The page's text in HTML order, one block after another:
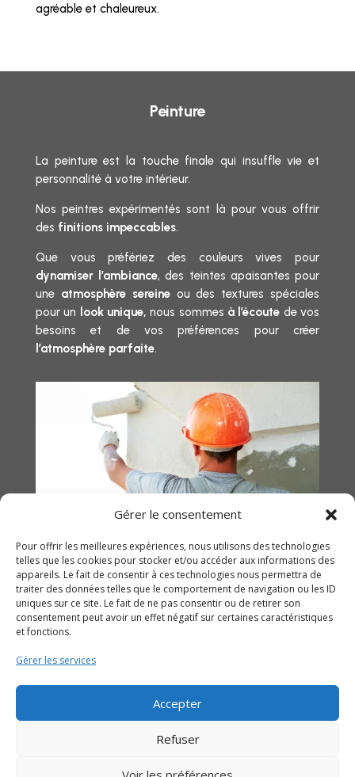
Gérer le consentement
Pour offrir les meilleures expériences, nous utilisons des technologies
telles que les cookies pour stocker et/ou accéder aux informations des
appareils. Le fait de consentir à ces technologies nous permettra de
traiter des données telles que le comportement de navigation ou les ID
uniques sur ce site. Le fait de ne pas consentir ou de retirer son
consentement peut avoir un effet négatif sur certaines caractéristiques
et fonctions.
Gérer les services
Accepter
Refuser
agréable et chaleureux.
Peinture
La peinture est la touche finale qui insuffle vie et
personnalité à votre intérieur.
Nos peintres expérimentés sont là pour vous offrir
des finitions impeccables.
Que vous préfériez des couleurs vives pour
dynamiser l’ambiance, des teintes apaisantes pour
une atmosphère sereineou des textures spéciales
pour un look unique, nous sommes à l’écoute de vos
besoins et de vos préférences pour créer
l’atmosphère parfaite.
Réalisé avecWeby Lab|Mentions Légales